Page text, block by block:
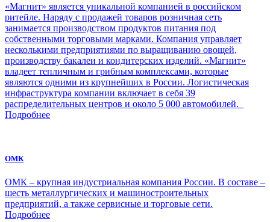
«Магнит» является уникальной компанией в российском
ритейле. Наряду с продажей товаров розничная сеть
занимается производством продуктов питания под
собственными торговыми марками. Компания управляет
несколькими предприятиями по выращиванию овощей,
производству бакалеи и кондитерских изделий. «Магнит»
владеет тепличным и грибным комплексами, которые
являются одними из крупнейших в России. Логистическая
инфраструктура компании включает в себя 39
распределительных центров и около 5 000 автомобилей.
Подробнее
ОМК
ОМК – крупная индустриальная компания России. В составе –
шесть металлургических и машиностроительных
предприятий, а также сервисные и торговые сети.
Подробнее